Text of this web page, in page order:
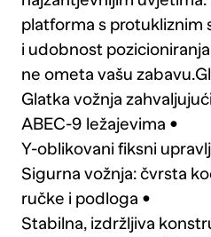
platforma s protukliznim
i udobnost
ne ometa vašu
Glatka vožnja
ABEC-9 ležajevima •
Y-oblikovani fiksni
Sigurna vožnja: čvrsta
ručke i podloga •
Stabilna, izdržljiva